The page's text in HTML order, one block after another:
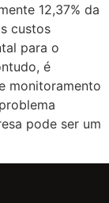
12,37% da
custos
para o
é
monitoramento
pode ser um